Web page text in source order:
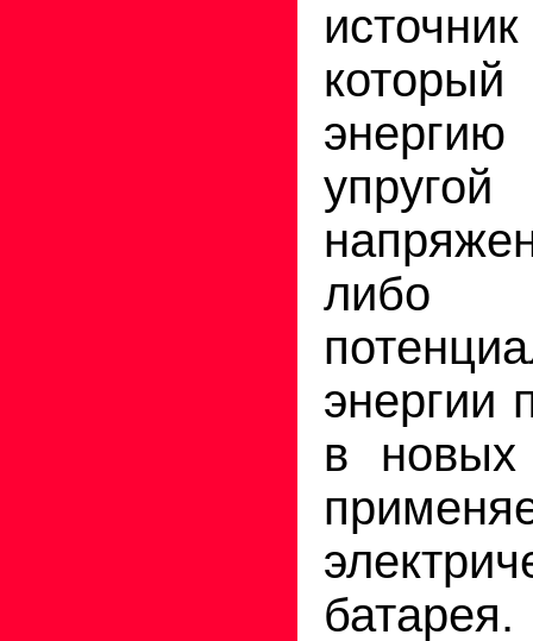
энергии
в новых